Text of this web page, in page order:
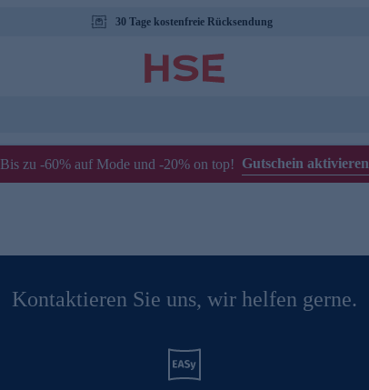
30 Tage kostenfreie Rücksendung
Bis zu -60% auf Mode und -20% on top! Gutschein aktivieren
Kontaktieren Sie uns, wir helfen gerne.